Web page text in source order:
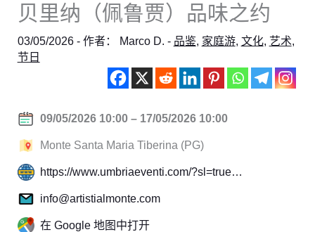
贝里纳（佩鲁贾）品味之约
03/05/2026 - 作者： Marco D. - 品鉴, 家庭游, 文化, 艺术,
节日
09/05/2026 10:00 – 17/05/2026 10:00
Monte Santa Maria Tiberina (PG)
https://www.umbriaeventi.com/?sl=true…
info@artistialmonte.com
在 Google 地图中打开